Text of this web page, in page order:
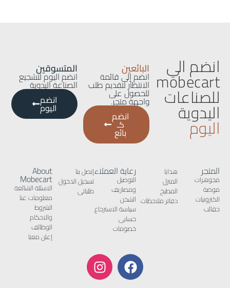
انضم الي
mobecart
للصناعات
اليدوية
اليوم
البائعين
انضم إلى قائمة
الانتظار لتقديم طلب
للحصول على
واجهة متجر.
انضم
كـ
بائع
المتسوقين
انضم اليوم لتشجيع
الصناعة اليدوية
انضم
اليوم
المتجر
مجوهرات
موضة
الكترونيات
حقائب
هدايا
المنزل
المطبخ
دفاتر ملاحظات
رعاية العملاء
التوصيل
ومصاريف
الشحن
سياسة الاسترجاع
حسابى
خصومات
إتصل بنا
تسجيل الدخول
طلباتى
About
Mobecart
الاسئلة الشائعة
معلومات عنا
الشروط
والاحكام
الوظائف
إعلن معنا